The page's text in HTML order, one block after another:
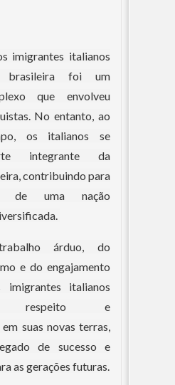
imigrantes italianos
brasileira foi um
que envolveu
No entanto, ao
os italianos se
integrante da
contribuindo para
de uma nação
árduo, do
e do engajamento
imigrantes italianos
respeito e
suas novas terras,
de sucesso e
as gerações futuras.